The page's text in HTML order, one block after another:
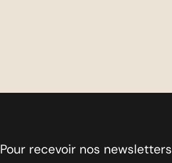
Pour recevoir nos newsletters